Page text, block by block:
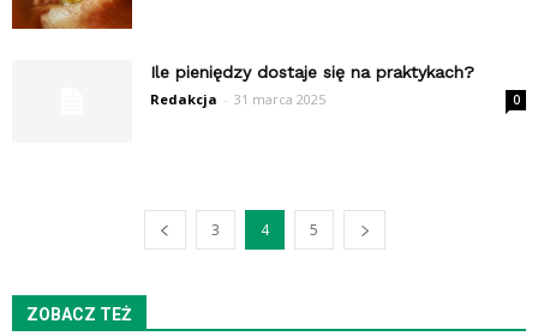
Ile pieniędzy dostaje się na praktykach?
Redakcja - 31 marca 2025 0
3 4 5
ZOBACZ TEŻ